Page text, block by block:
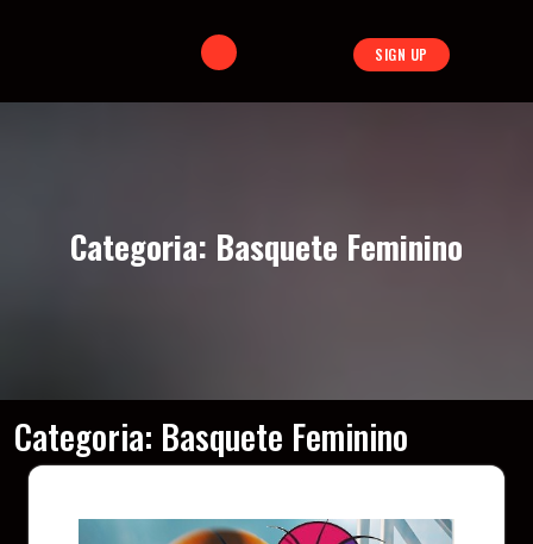
SIGN UP
Categoria: Basquete Feminino
Categoria: Basquete Feminino